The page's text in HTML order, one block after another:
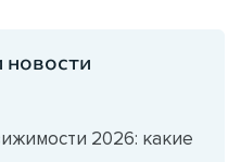
новости
2026: какие